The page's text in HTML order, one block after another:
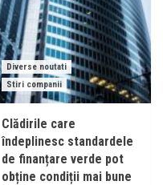
Diverse noutati
Stiri companii
Clădirile care
îndeplinesc standardele
de finanțare verde pot
obține condiții mai bune